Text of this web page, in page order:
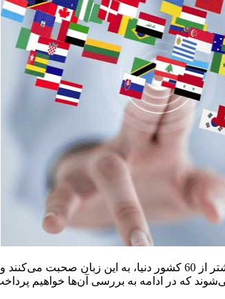
زبان انگلیسی جزو زبان‌های پر مخاطب در سراسر دنیا است و مردم
که در ادامه به بررسی آن‌ها خواهیم